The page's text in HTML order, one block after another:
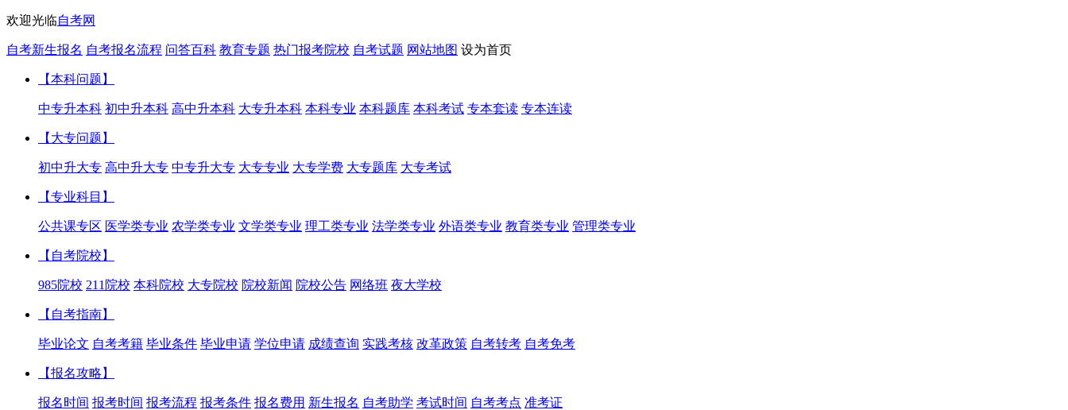
欢迎光临自考网
自考新生报名 自考报名流程 问答百科 教育专题 热门报考院校 自考试题 网站地图 设为首页
【本科问题】
中专升本科 初中升本科 高中升本科 大专升本科 本科专业 本科题库 本科考试 专本套读 专本连读
【大专问题】
初中升大专 高中升大专 中专升大专 大专专业 大专学费 大专题库 大专考试
【专业科目】
公共课专区 医学类专业 农学类专业 文学类专业 理工类专业 法学类专业 外语类专业 教育类专业 管理类专业
【自考院校】
985院校 211院校 本科院校 大专院校 院校新闻 院校公告 网络班 夜大学校
【自考指南】
毕业论文 自考考籍 毕业条件 毕业申请 学位申请 成绩查询 实践考核 改革政策 自考转考 自考免考
【报名攻略】
报名时间 报考时间 报考流程 报考条件 报名费用 新生报名 自考助学 考试时间 自考考点 准考证